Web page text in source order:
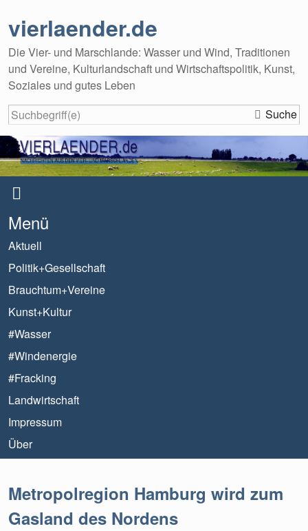
vierlaender.de
Die Vier- und Marschlande: Wasser und Wind, Traditionen
und Vereine, Kulturlandschaft und Wirtschaftspolitik, Kunst,
Soziales und gutes Leben
Suche
Menü
Aktuell
Politik+Gesellschaft
Brauchtum+Vereine
Kunst+Kultur
#Wasser
#Windenergie
#Fracking
Landwirtschaft
Impressum
Über
Metropolregion Hamburg wird zum
Gasland des Nordens